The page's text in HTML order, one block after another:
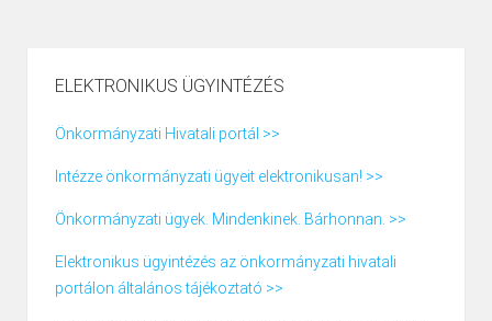
ELEKTRONIKUS ÜGYINTÉZÉS
Önkormányzati Hivatali portál >>
Intézze önkormányzati ügyeit elektronikusan! >>
Önkormányzati ügyek. Mindenkinek. Bárhonnan. >>
Elektronikus ügyintézés az önkormányzati hivatali
portálon általános tájékoztató >>